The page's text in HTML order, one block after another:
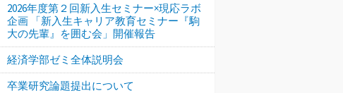
2026年度第２回新入生セミナー×現応ラボ
企画 「新入生キャリア教育セミナー『駒
大の先輩』を囲む会」開催報告
経済学部ゼミ全体説明会
卒業研究論題提出について